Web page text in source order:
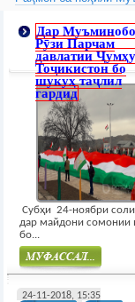
Дар
Рӯзи Парчам
давлатии
Тоҷикистон бо
шукуҳ таҷлил
гардид
Субҳи 24-ноябри
дар майдони сомонии
бо...
24-11-2018, 15:35